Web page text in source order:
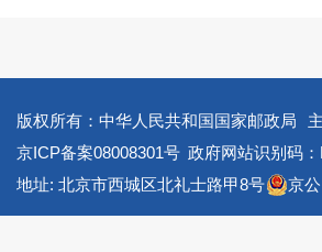
版权所有：中华人民共和国国家邮政局
京ICP备案08008301号 政府网站识别码
地址: 北京市西城区北礼士路甲8号
京